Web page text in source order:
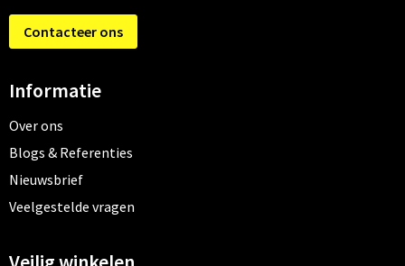
Contacteer ons
Informatie
Over ons
Blogs & Referenties
Nieuwsbrief
Veelgestelde vragen